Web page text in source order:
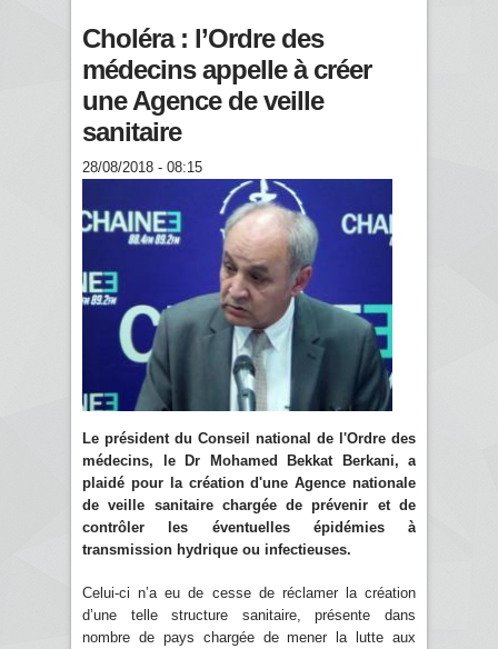
Choléra : l’Ordre des
médecins appelle à créer
une Agence de veille
sanitaire
28/08/2018 - 08:15
Le président du Conseil national de l'Ordre des
médecins, le Dr Mohamed Bekkat Berkani, a
plaidé pour la création d'une Agence nationale
de veille sanitaire chargée de prévenir et de
contrôler les éventuelles épidémies à
transmission hydrique ou infectieuses.
Celui-ci n’a eu de cesse de réclamer la création
d’une telle structure sanitaire, présente dans
nombre de pays chargée de mener la lutte aux